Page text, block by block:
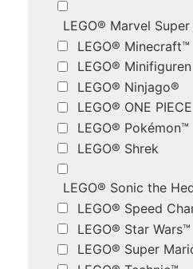
LEGO® Marvel
LEGO® Minecraft™
LEGO® Minifiguren
LEGO® Ninjago®
LEGO® ONE PIECE
LEGO® Pokémon™
LEGO® Shrek
LEGO® Sonic the
LEGO® Speed
LEGO® Star Wars™
LEGO® Super